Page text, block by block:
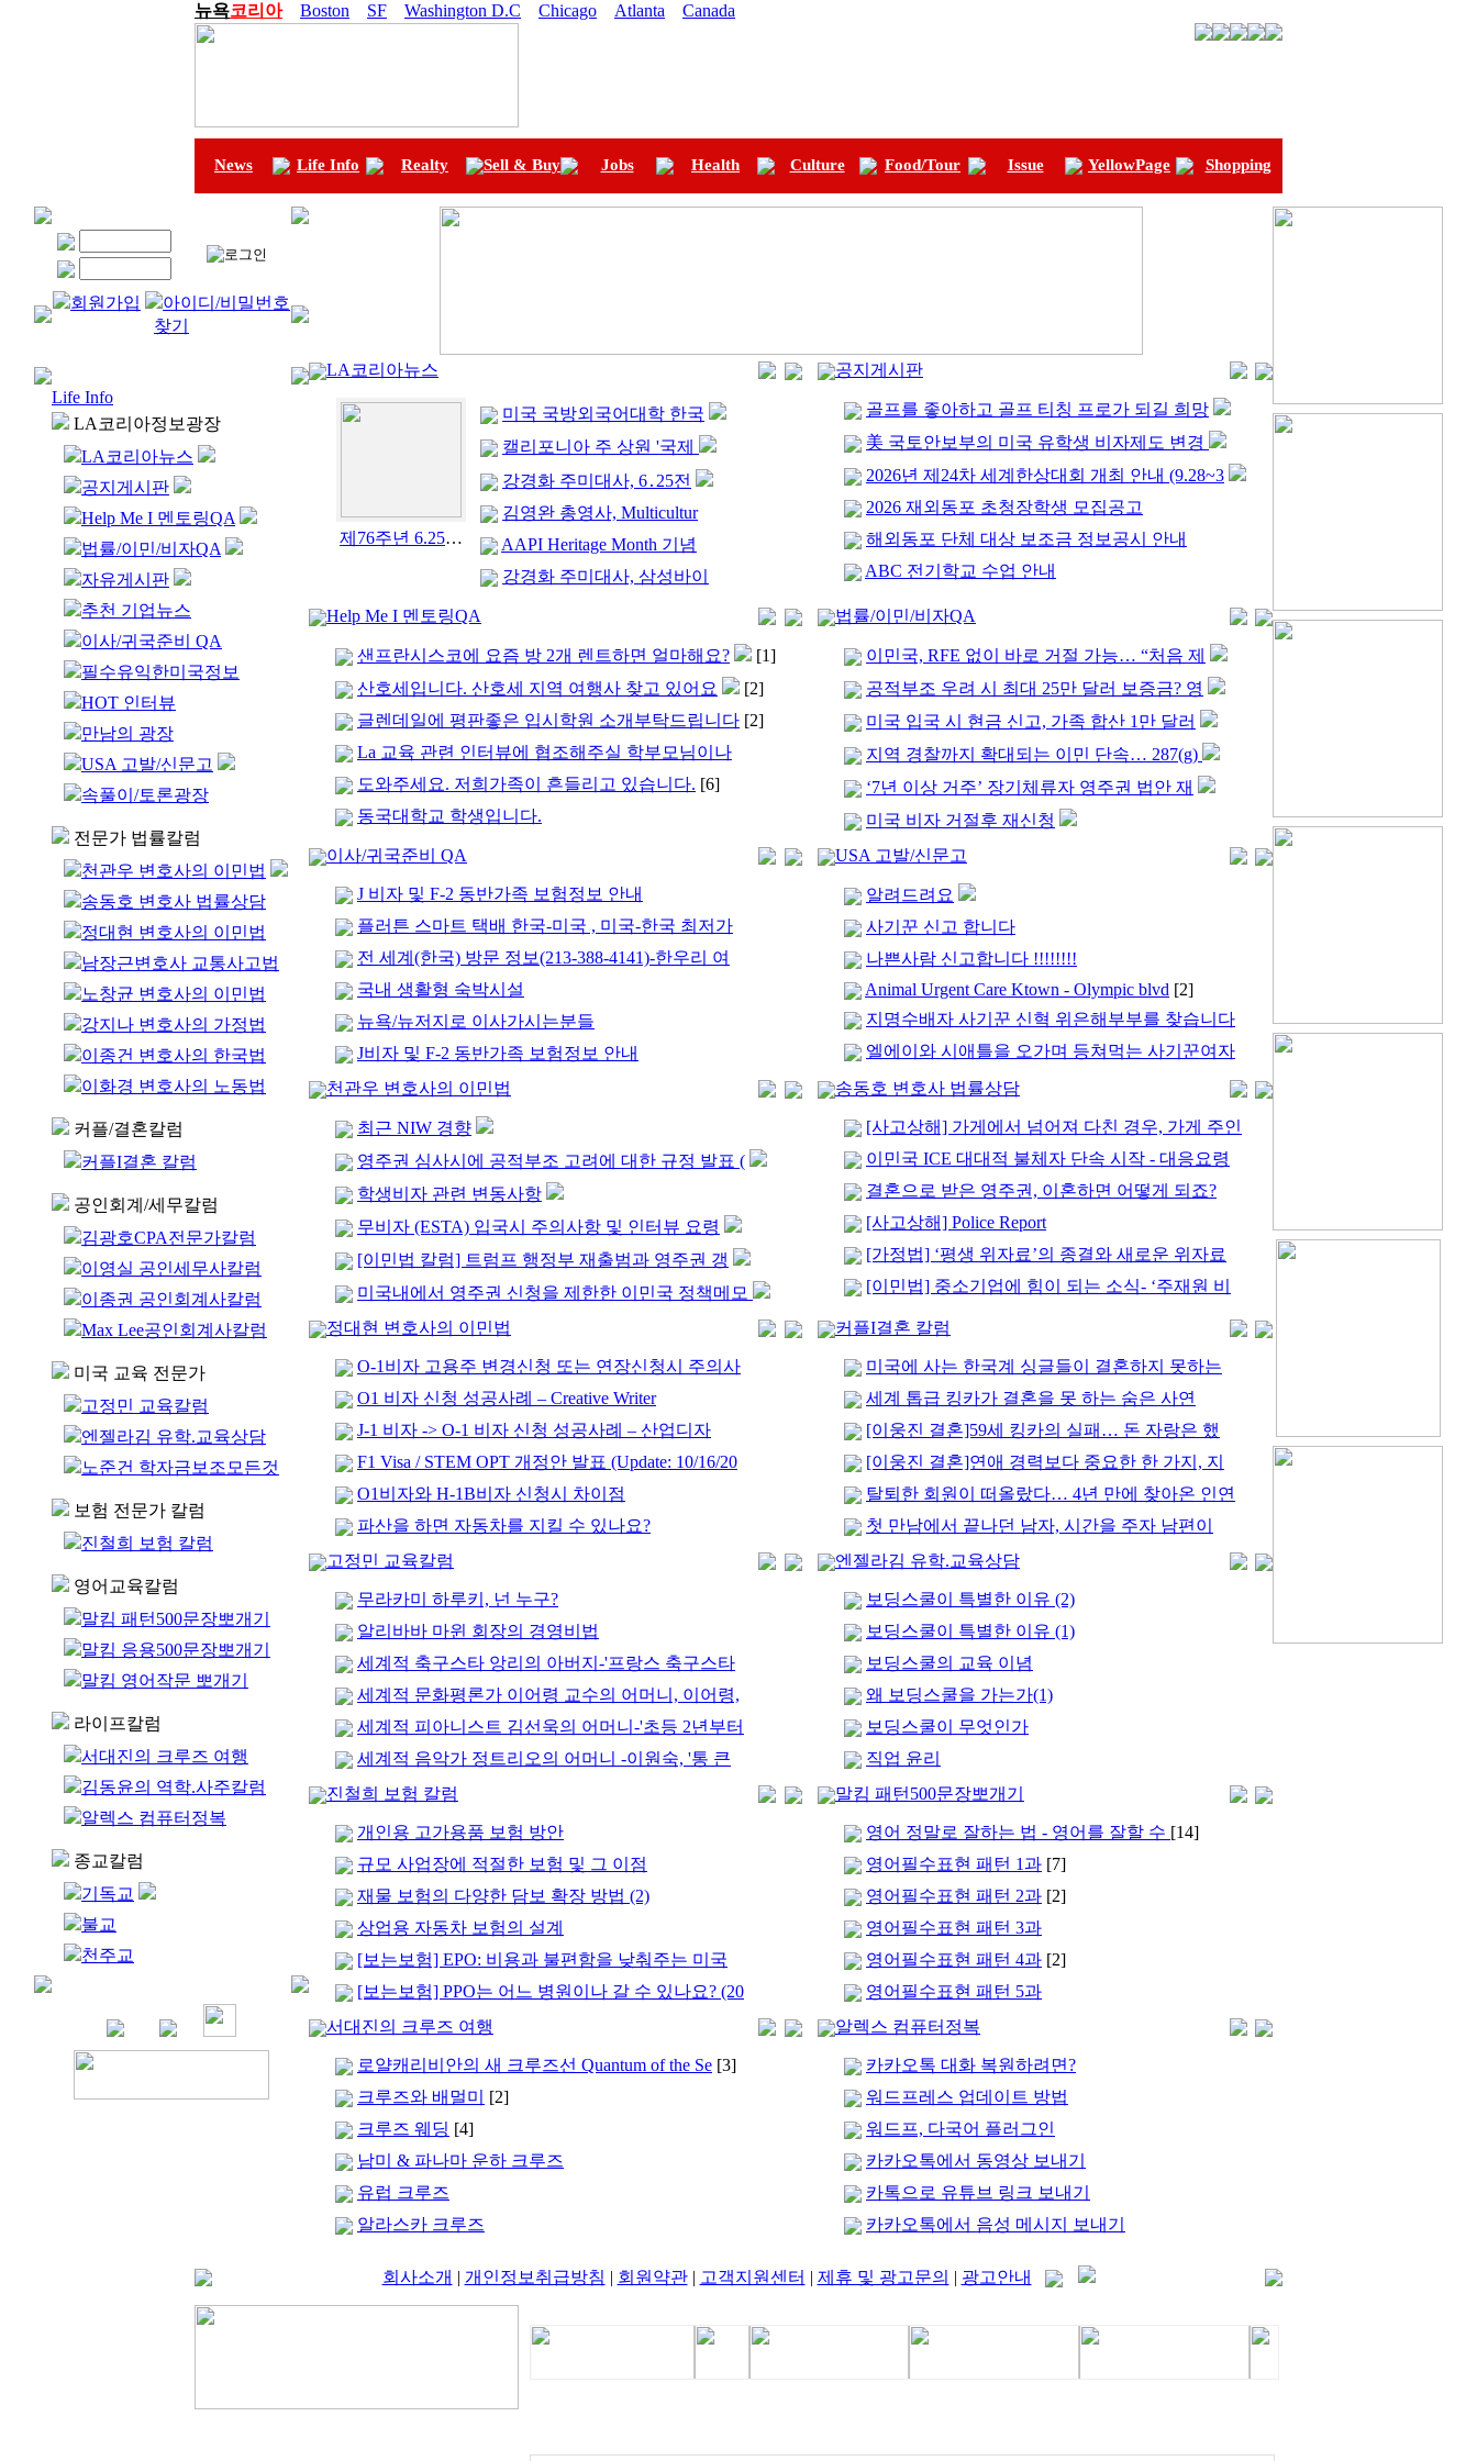
뉴욕코리아 Boston SF Washington D.C Chicago Atlanta Canada
News Life Info Realty Sell & Buy Jobs Health Culture Food/Tour Issue YellowPage Shopping
회원가입
아이디/비밀번호
찾기
Life Info
LA코리아정보광장
LA코리아뉴스
공지게시판
Help Me I 멘토링QA
법률/이민/비자QA
자유게시판
추천 기업뉴스
이사/귀국준비 QA
필수유익한미국정보
HOT 인터뷰
만남의 광장
USA 고발/신문고
속풀이/토론광장
전문가 법률칼럼
천관우 변호사의 이민법
송동호 변호사 법률상담
정대현 변호사의 이민법
남장근변호사 교통사고법
노창균 변호사의 이민법
강지나 변호사의 가정법
이종건 변호사의 한국법
이화경 변호사의 노동법
커플/결혼칼럼
커플I결혼 칼럼
공인회계/세무칼럼
김광호CPA전문가칼럼
이영실 공인세무사칼럼
이종권 공인회계사칼럼
Max Lee공인회계사칼럼
미국 교육 전문가
고정민 교육칼럼
엔젤라김 유학.교육상담
노준건 학자금보조모든것
보험 전문가 칼럼
진철희 보험 칼럼
영어교육칼럼
말킴 패턴500문장뽀개기
말킴 응용500문장뽀개기
말킴 영어작문 뽀개기
라이프칼럼
서대진의 크루즈 여행
김동윤의 역학.사주칼럼
알렉스 컴퓨터정복
종교칼럼
기독교
불교
천주교
LA코리아뉴스
제76주년 6.25 한국전쟁 기념식 개최
미국 국방외국어대학 한국
캘리포니아 주 상원 '국제
강경화 주미대사, 6․25전
김영완 총영사, Multicultur
AAPI Heritage Month 기념
강경화 주미대사, 삼성바이
공지게시판
골프를 좋아하고 골프 티칭 프로가 되길 희망
美 국토안보부의 미국 유학생 비자제도 변경
2026년 제24차 세계한상대회 개최 안내 (9.28~3
2026 재외동포 초청장학생 모집공고
해외동포 단체 대상 보조금 정보공시 안내
ABC 전기학교 수업 안내
Help Me I 멘토링QA
샌프란시스코에 요즘 방 2개 렌트하면 얼마해요?
[1]
산호세입니다. 산호세 지역 여행사 찾고 있어요
[2]
글렌데일에 평판좋은 입시학원 소개부탁드립니다 [2]
La 교육 관련 인터뷰에 협조해주실 학부모님이나
도와주세요. 저희가족이 흔들리고 있습니다. [6]
동국대학교 학생입니다.
법률/이민/비자QA
이민국, RFE 없이 바로 거절 가능… “처음 제
공적부조 우려 시 최대 25만 달러 보증금? 영
미국 입국 시 현금 신고, 가족 합산 1만 달러
지역 경찰까지 확대되는 이민 단속… 287(g)
‘7년 이상 거주’ 장기체류자 영주권 법안 재
미국 비자 거절후 재신청
이사/귀국준비 QA
J 비자 및 F-2 동반가족 보험정보 안내
플러튼 스마트 택배 한국-미국 , 미국-한국 최저가
전 세계(한국) 방문 정보(213-388-4141)-한우리 여
국내 생활형 숙박시설
뉴욕/뉴저지로 이사가시는분들
J비자 및 F-2 동반가족 보험정보 안내
USA 고발/신문고
알려드려요
사기꾼 신고 합니다
나쁜사람 신고합니다 !!!!!!!!
Animal Urgent Care Ktown - Olympic blvd [2]
지명수배자 사기꾼 신혁 위은해부부를 찾습니다
엘에이와 시애틀을 오가며 등쳐먹는 사기꾼여자
천관우 변호사의 이민법
최근 NIW 경향
영주권 심사시에 공적부조 고려에 대한 규정 발표 (
학생비자 관련 변동사항
무비자 (ESTA) 입국시 주의사항 및 인터뷰 요령
[이민법 칼럼] 트럼프 행정부 재출범과 영주권 갱
미국내에서 영주권 신청을 제한한 이민국 정책메모
송동호 변호사 법률상담
[사고상해] 가게에서 넘어져 다친 경우, 가게 주인
이민국 ICE 대대적 불체자 단속 시작 - 대응요령
결혼으로 받은 영주권, 이혼하면 어떻게 되죠?
[사고상해] Police Report
[가정법] ‘평생 위자료’의 종결와 새로운 위자료
[이민법] 중소기업에 힘이 되는 소식- ‘주재원 비
정대현 변호사의 이민법
O-1비자 고용주 변경신청 또는 연장신청시 주의사
O1 비자 신청 성공사례 – Creative Writer
J-1 비자 -> O-1 비자 신청 성공사례 – 산업디자
F1 Visa / STEM OPT 개정안 발표 (Update: 10/16/20
O1비자와 H-1B비자 신청시 차이점
파산을 하면 자동차를 지킬 수 있나요?
커플I결혼 칼럼
미국에 사는 한국계 싱글들이 결혼하지 못하는
세계 톱급 킹카가 결혼을 못 하는 숨은 사연
[이웅진 결혼]59세 킹카의 실패… 돈 자랑은 했
[이웅진 결혼]연애 경력보다 중요한 한 가지, 지
탈퇴한 회원이 떠올랐다… 4년 만에 찾아온 인연
첫 만남에서 끝나던 남자, 시간을 주자 남편이
고정민 교육칼럼
무라카미 하루키, 넌 누구?
알리바바 마윈 회장의 경영비법
세계적 축구스타 앙리의 아버지-'프랑스 축구스타
세계적 문화평론가 이어령 교수의 어머니, 이어령,
세계적 피아니스트 김선욱의 어머니-'초등 2년부터
세계적 음악가 정트리오의 어머니 -이원숙, '통 큰
엔젤라김 유학.교육상담
보딩스쿨이 특별한 이유 (2)
보딩스쿨이 특별한 이유 (1)
보딩스쿨의 교육 이념
왜 보딩스쿨을 가는가(1)
보딩스쿨이 무엇인가
직업 윤리
진철희 보험 칼럼
개인용 고가용품 보험 방안
규모 사업장에 적절한 보험 및 그 이점
재물 보험의 다양한 담보 확장 방법 (2)
상업용 자동차 보험의 설계
[보는보험] EPO: 비용과 불편함을 낮춰주는 미국
[보는보험] PPO는 어느 병원이나 갈 수 있나요? (20
말킴 패턴500문장뽀개기
영어 정말로 잘하는 법 - 영어를 잘할 수 [14]
영어필수표현 패턴 1과 [7]
영어필수표현 패턴 2과 [2]
영어필수표현 패턴 3과
영어필수표현 패턴 4과 [2]
영어필수표현 패턴 5과
서대진의 크루즈 여행
로얄캐리비안의 새 크루즈선 Quantum of the Se [3]
크루즈와 배멀미
[2]
크루즈 웨딩 [4]
남미 & 파나마 운하 크루즈
유럽 크루즈
알라스카 크루즈
알렉스 컴퓨터정복
카카오톡 대화 복원하려면?
워드프레스 업데이트 방법
워드프, 다국어 플러그인
카카오톡에서 동영상 보내기
카톡으로 유튜브 링크 보내기
카카오톡에서 음성 메시지 보내기
회사소개 | 개인정보취급방침 | 회원약관| 고객지원센터 | 제휴 및 광고문의 | 광고안내